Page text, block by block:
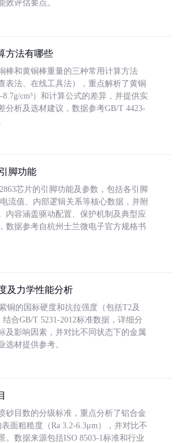
效评估要点。
方法有哪些
棒和黄铜棒重量的三种常用计算方法
表法、在线工具法），重点解析了黄铜
cm³）和计算公式的差异，并提供实
分析及选材建议，数据参考GB/T 4423-
脚功能
芯片的引脚功能及参数，包括各引脚
流值、内部逻辑关系等核心数据，并附
内容涵盖驱动配置、保护机制及典型应
数据参考自杭州士兰微电子官方规格书
及力学性能分析
铜的国标硬度和抗拉强度（包括T2及
合GB/T 5231-2012标准数据，详细分
及影响因素，并对比不同状态下的金属
选材提供参考。
砂目数的分级标准，重点分析了铝合金
面粗糙度（Ra 3.2-6.3μm），并对比不
。数据来源包括ISO 8503-1标准和行业